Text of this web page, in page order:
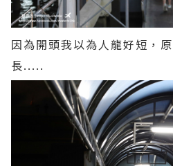
因為開頭我以為人龍好短，
長.....